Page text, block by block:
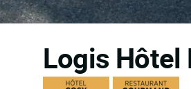
Logis Hôtel